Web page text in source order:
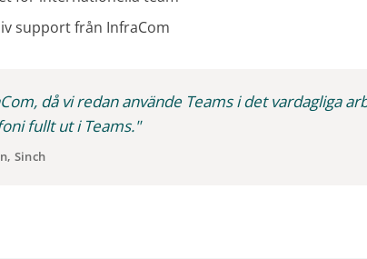
support från InfraCom
då vi redan använde Teams i det vardagliga
fullt ut i Teams."
Sinch